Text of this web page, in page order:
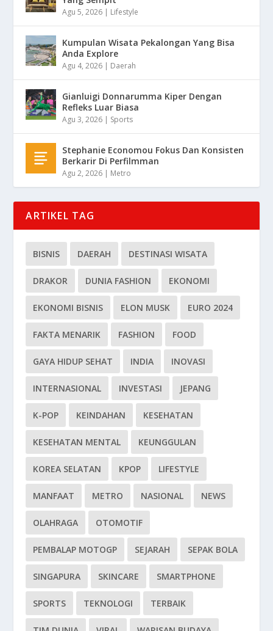
Agu 5, 2026 | Lifestyle
Kumpulan Wisata Pekalongan Yang Bisa
Anda Explore
Agu 4, 2026 | Daerah
Gianluigi Donnarumma Kiper Dengan
Refleks Luar Biasa
Agu 3, 2026 | Sports
Stephanie Economou Fokus Dan Konsisten
Berkarir Di Perfilmman
Agu 2, 2026 | Metro
ARTIKEL TAG
BISNIS DAERAH DESTINASI WISATA
DRAKOR DUNIA FASHION EKONOMI
EKONOMI BISNIS ELON MUSK EURO 2024
FAKTA MENARIK FASHION FOOD
GAYA HIDUP SEHAT INDIA INOVASI
INTERNASIONAL INVESTASI JEPANG
K-POP KEINDAHAN KESEHATAN
KESEHATAN MENTAL KEUNGGULAN
KOREA SELATAN KPOP LIFESTYLE
MANFAAT METRO NASIONAL NEWS
OLAHRAGA OTOMOTIF
PEMBALAP MOTOGP SEJARAH SEPAK BOLA
SINGAPURA SKINCARE SMARTPHONE
SPORTS TEKNOLOGI TERBAIK